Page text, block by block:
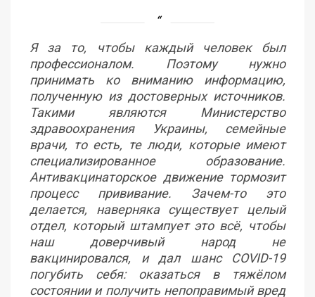
Я за то, чтобы каждый человек был
профессионалом. Поэтому нужно
принимать ко вниманию информацию,
полученную из достоверных источников.
Такими являются Министерство
здравоохранения Украины, семейные
врачи, то есть, те люди, которые имеют
специализированное образование.
Антивакцинаторское движение тормозит
процесс прививание. Зачем-то это
делается, наверняка существует целый
отдел, который штампует это всё, чтобы
наш доверчивый народ не
вакцинировался, и дал шанс COVID-19
погубить себя: оказаться в тяжёлом
состоянии и получить непоправимый вред